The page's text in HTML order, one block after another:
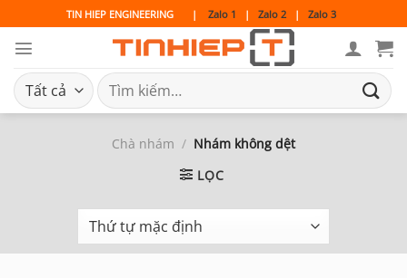
qua
nội
dung
TIN HIEP ENGINEERING | Zalo 1 | Zalo 2| Zalo 3
Tìm
kiếm:
Chà nhám / Nhám không dệt
LỌC